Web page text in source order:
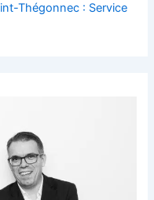
Thégonnec : Service